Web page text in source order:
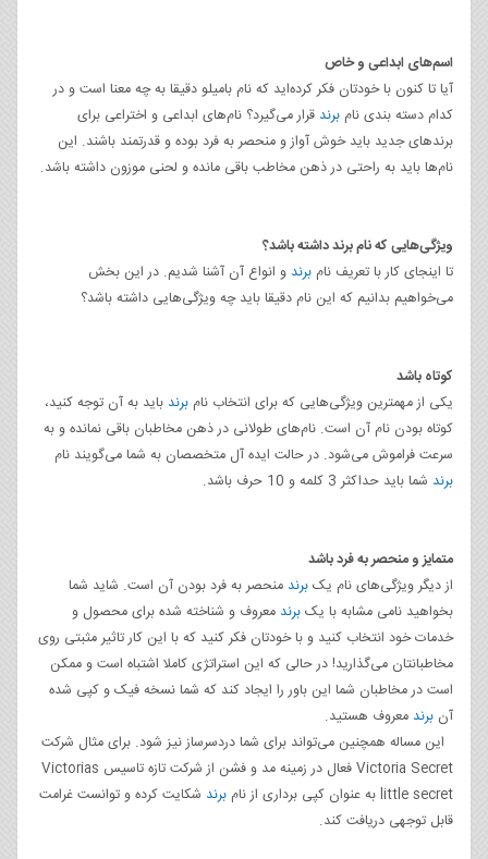
اسم‌های ابداعی و خاص
آیا تا کنون با خودتان فکر کرده‌اید که نام بامیلو دقیقا به چه معنا است و در
کدام دسته بندی نام برند قرار می‌گیرد؟ نام‌های ابداعی و اختراعی برای
برندهای جدید باید خوش آواز و منحصر به فرد بوده و قدرتمند باشند. این
نام‌ها باید به راحتی در ذهن مخاطب باقی مانده و لحنی موزون داشته باشد.
ویژگی‌هایی که نام برند داشته باشد؟
تا اینجای کار با تعریف نام برند و انواع آن آشنا شدیم. در این بخش
می‌خواهیم بدانیم که این نام دقیقا باید چه ویژگی‌هایی داشته باشد؟
کوتاه باشد
یکی از مهمترین ویژگی‌هایی که برای انتخاب نام برند باید به آن توجه کنید،
کوتاه بودن نام آن است. نام‌های طولانی در ذهن مخاطبان باقی نمانده و به
سرعت فراموش می‌شود. در حالت ایده آل متخصصان به شما می‌گویند نام
برند شما باید حداکثر 3 کلمه و 10 حرف باشد.
متمایز و منحصر به فرد باشد
از دیگر ویژگی‌های نام یکبرند منحصر به فرد بودن آن است. شاید شما
بخواهید نامی مشابه با یکبرند معروف و شناخته شده برای محصول و
خدمات خود انتخاب کنید و با خودتان فکر کنید که با این کار تاثیر مثبتی روی
مخاطبانتان می‌گذارید! در حالی که این استراتژی کاملا اشتباه است و ممکن
است در مخاطبان شما این باور را ایجاد کند که شما نسخه فیک و کپی شده
آن برند معروف هستید.
این مساله همچنین می‌تواند برای شما دردسرساز نیز شود. برای مثال شرکت
Victoria Secret فعال در زمینه مد و فشن از شرکت تازه تاسیس Victorias
little secret به عنوان کپی برداری از نام
برند شکایت کرده و توانست غرامت
قابل توجهی دریافت کند.